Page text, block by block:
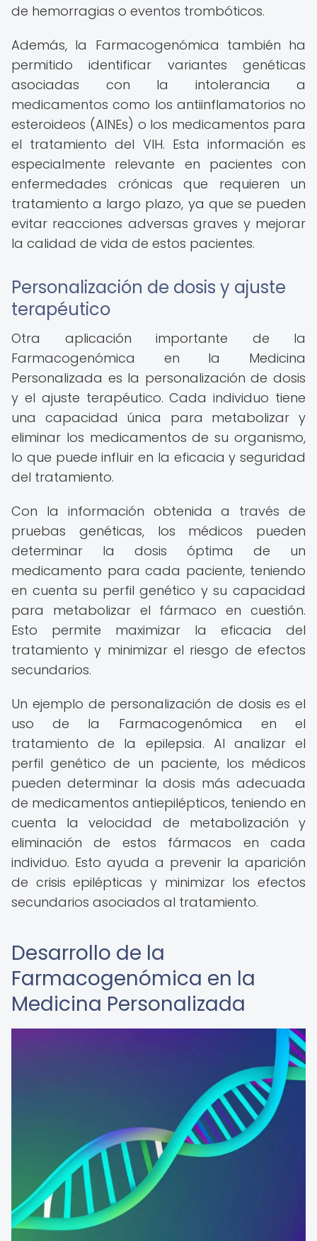
de hemorragias o eventos trombóticos.
Además, la Farmacogenómica también ha
permitido identificar variantes genéticas
asociadas con la intolerancia a
medicamentos como los antiinflamatorios no
esteroideos (AINEs) o los medicamentos para
el tratamiento del VIH. Esta información es
especialmente relevante en pacientes con
enfermedades crónicas que requieren un
tratamiento a largo plazo, ya que se pueden
evitar reacciones adversas graves y mejorar
la calidad de vida de estos pacientes.
Personalización de dosis y ajuste
terapéutico
Otra aplicación importante de la
Farmacogenómica en la Medicina
Personalizada es la personalización de dosis
y el ajuste terapéutico. Cada individuo tiene
una capacidad única para metabolizar y
eliminar los medicamentos de su organismo,
lo que puede influir en la eficacia y seguridad
del tratamiento.
Con la información obtenida a través de
pruebas genéticas, los médicos pueden
determinar la dosis óptima de un
medicamento para cada paciente, teniendo
en cuenta su perfil genético y su capacidad
para metabolizar el fármaco en cuestión.
Esto permite maximizar la eficacia del
tratamiento y minimizar el riesgo de efectos
secundarios.
Un ejemplo de personalización de dosis es el
uso de la Farmacogenómica en el
tratamiento de la epilepsia. Al analizar el
perfil genético de un paciente, los médicos
pueden determinar la dosis más adecuada
de medicamentos antiepilépticos, teniendo en
cuenta la velocidad de metabolización y
eliminación de estos fármacos en cada
individuo. Esto ayuda a prevenir la aparición
de crisis epilépticas y minimizar los efectos
secundarios asociados al tratamiento.
Desarrollo de la
Farmacogenómica en la
Medicina Personalizada